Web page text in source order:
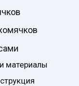
материалы